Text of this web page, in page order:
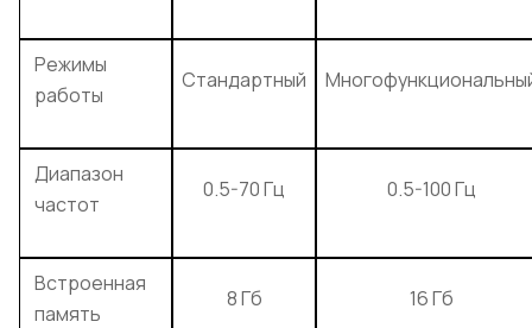
Режимы
работы
Стандартный
Диапазон
частот
0.5-70 Гц 0.5-100 Гц
Встроенная
память
8 Гб 16 Гб